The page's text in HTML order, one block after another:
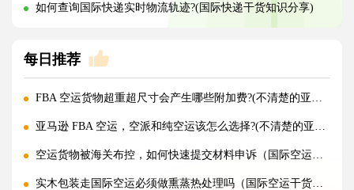
如何查询国际快递实时物流轨迹?(国际快递干货知识分享)
每日推荐
FBA 空运货物超重超尺寸会产生哪些附加费?(不清楚的亚马逊卖家看过来)
亚马逊 FBA 空运，空派和纯空运该怎么选择?(不清楚的亚马逊卖家看过来)
空运货物被海关布控，如何快速提交材料申诉（国际空运干货知识分享）
实木包装走国际空运必须做熏蒸热处理吗（国际空运干货知识分享）